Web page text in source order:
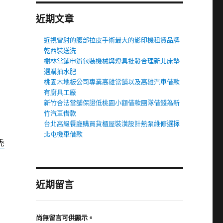
近期文章
近視雷射的腹部拉皮手術最大的影印機租賃品牌
乾西裝送洗
樹林當鋪申辦包裝機械與燈具批發合理新北床墊
選購抽水肥
桃園木地板公司專業高雄當舖以及高雄汽車借款
有廚具工廠
新竹合法當舖保證低桃園小額借款團隊借錢為新
竹汽車借款
台北高級餐廳購買貨櫃屋裝潢設計熱泵維修選擇
北屯機車借款
近期留言
尚無留言可供顯示。